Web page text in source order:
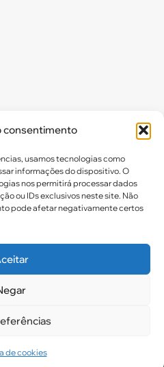
consentimento
usamos tecnologias como
informações do dispositivo. O
nos permitirá processar dados
ou IDs exclusivos neste site. Não
pode afetar negativamente certos
de cookies